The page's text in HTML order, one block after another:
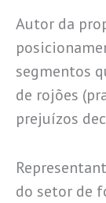
Autor da
segmentos
de rojões
prejuízos
do setor de